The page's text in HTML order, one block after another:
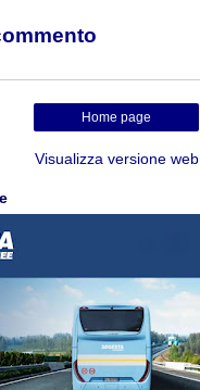
Home page
Visualizza versione web